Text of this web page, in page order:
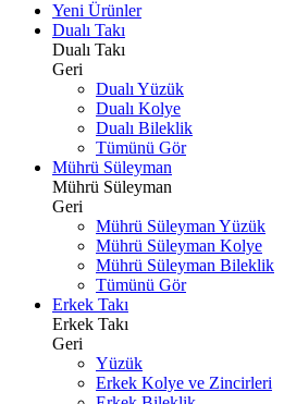
Yeni Ürünler
Dualı Takı
Dualı Takı
Geri
Dualı Yüzük
Dualı Kolye
Dualı Bileklik
Tümünü Gör
Mührü Süleyman
Mührü Süleyman
Geri
Mührü Süleyman Yüzük
Mührü Süleyman Kolye
Mührü Süleyman Bileklik
Tümünü Gör
Erkek Takı
Erkek Takı
Geri
Yüzük
Erkek Kolye ve Zincirleri